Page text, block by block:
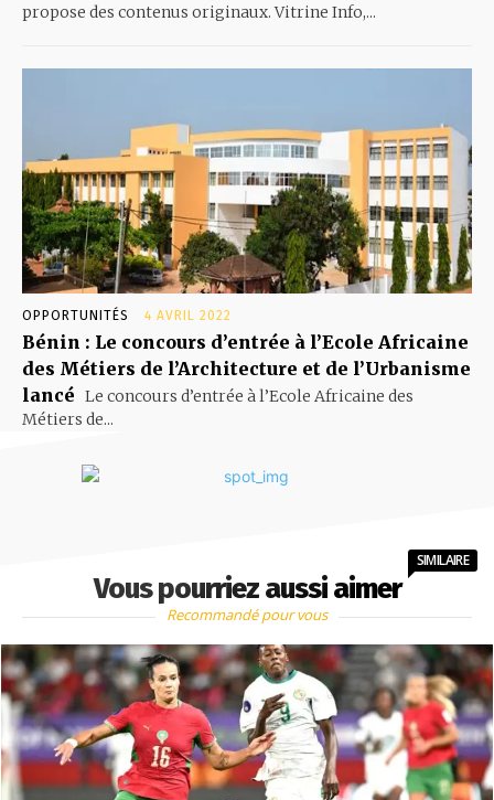
propose des contenus originaux. Vitrine Info,...
OPPORTUNITÉS 4 AVRIL 2022
Bénin : Le concours d’entrée à l’Ecole Africaine
des Métiers de l’Architecture et de l’Urbanisme
lancé Le concours d’entrée à l’Ecole Africaine des
Métiers de...
Vous pourriez aussi aimer
SIMILAIRE
Recommandé pour vous